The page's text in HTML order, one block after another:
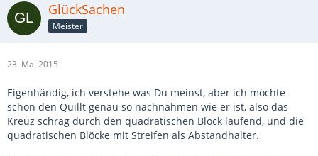
GlückSachen
Meister
23. Mai 2015
Eigenhändig, ich verstehe was Du meinst, aber ich möchte
schon den Quillt genau so nachnähmen wie er ist, also das
Kreuz schräg durch den quadratischen Block laufend, und die
quadratischen Blöcke mit Streifen als Abstandhalter.